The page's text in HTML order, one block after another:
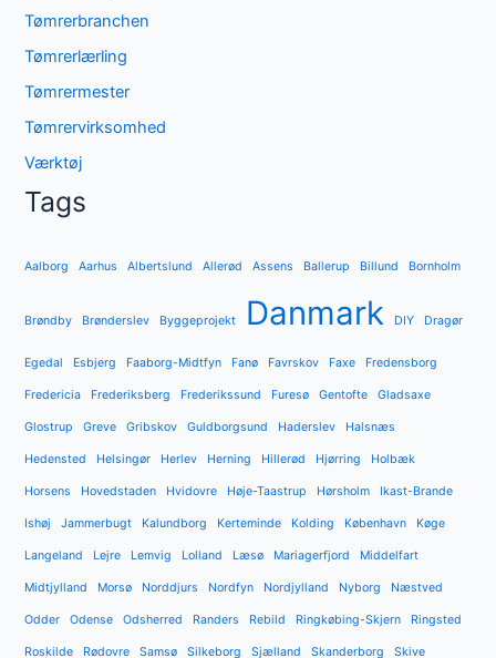
Tømrerbranchen
Tømrerlærling
Tømrermester
Tømrervirksomhed
Værktøj
Tags
Aalborg Aarhus Albertslund Allerød Assens Ballerup Billund Bornholm
Brøndby Brønderslev Byggeprojekt Danmark DIY Dragør
Egedal Esbjerg Faaborg-Midtfyn Fanø Favrskov Faxe Fredensborg
Fredericia Frederiksberg Frederikssund Furesø Gentofte Gladsaxe
Glostrup Greve Gribskov Guldborgsund Haderslev Halsnæs
Hedensted Helsingør Herlev Herning Hillerød Hjørring Holbæk
Horsens Hovedstaden Hvidovre Høje-Taastrup Hørsholm Ikast-Brande
Ishøj Jammerbugt Kalundborg Kerteminde Kolding København Køge
Langeland Lejre Lemvig Lolland Læsø Mariagerfjord Middelfart
Midtjylland Morsø Norddjurs Nordfyn Nordjylland Nyborg Næstved
Odder Odense Odsherred Randers Rebild Ringkøbing-Skjern Ringsted
Roskilde Rødovre Samsø Silkeborg Sjælland Skanderborg Skive